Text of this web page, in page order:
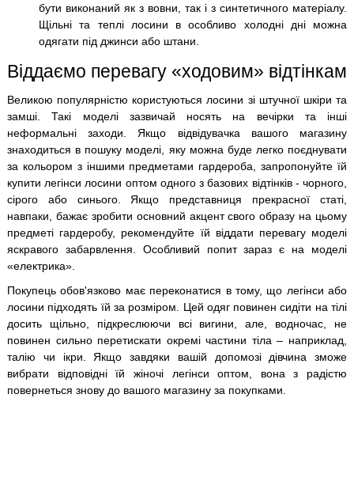
бути виконаний як з вовни, так і з синтетичного матеріалу.
Щільні та теплі лосини в особливо холодні дні можна
одягати під джинси або штани.
Віддаємо перевагу «ходовим» відтінкам
Великою популярністю користуються лосини зі штучної шкіри та
замші. Такі моделі зазвичай носять на вечірки та інші
неформальні заходи. Якщо відвідувачка вашого магазину
знаходиться в пошуку моделі, яку можна буде легко поєднувати
за кольором з іншими предметами гардероба, запропонуйте їй
купити легінси лосини оптом одного з базових відтінків - чорного,
сірого або синього. Якщо представниця прекрасної статі,
навпаки, бажає зробити основний акцент свого образу на цьому
предметі гардеробу, рекомендуйте їй віддати перевагу моделі
яскравого забарвлення. Особливий попит зараз є на моделі
«електрика».
Покупець обов'язково має переконатися в тому, що легінси або
лосини підходять їй за розміром. Цей одяг повинен сидіти на тілі
досить щільно, підкреслюючи всі вигини, але, водночас, не
повинен сильно перетискати окремі частини тіла – наприклад,
талію чи ікри. Якщо завдяки вашій допомозі дівчина зможе
вибрати відповідні їй жіночі легінси оптом, вона з радістю
повернеться знову до вашого магазину за покупками.